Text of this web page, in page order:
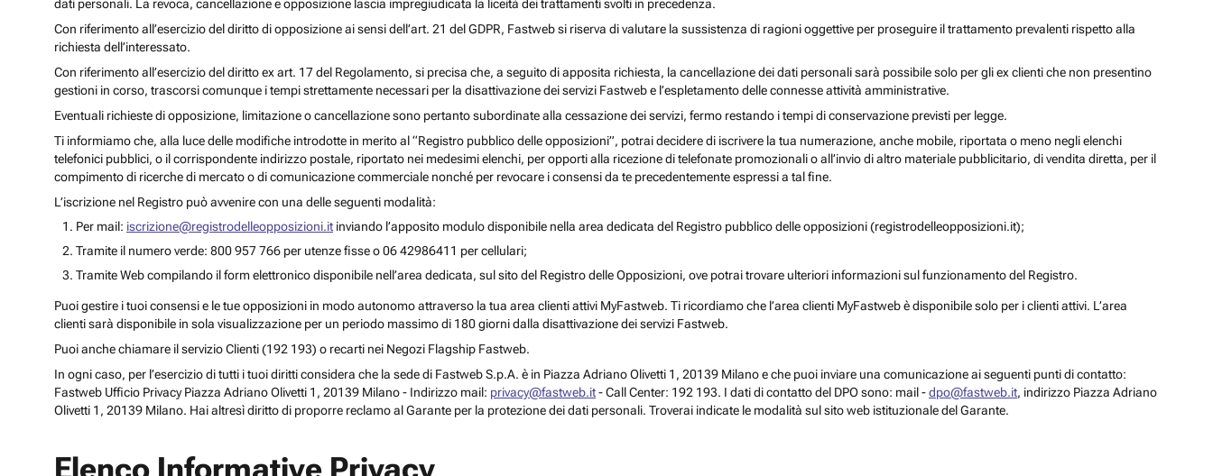
dati personali. La revoca, cancellazione e opposizione lascia impregiudicata la liceità dei trattamenti svolti in precedenza.
Con riferimento all’esercizio del diritto di opposizione ai sensi dell’art. 21 del GDPR, Fastweb si riserva di valutare la sussistenza di ragioni oggettive per proseguire il trattamento prevalenti rispetto alla
richiesta dell’interessato.
Con riferimento all’esercizio del diritto ex art. 17 del Regolamento, si precisa che, a seguito di apposita richiesta, la cancellazione dei dati personali sarà possibile solo per gli ex clienti che non presentino
gestioni in corso, trascorsi comunque i tempi strettamente necessari per la disattivazione dei servizi Fastweb e l’espletamento delle connesse attività amministrative.
Eventuali richieste di opposizione, limitazione o cancellazione sono pertanto subordinate alla cessazione dei servizi, fermo restando i tempi di conservazione previsti per legge.
Ti informiamo che, alla luce delle modifiche introdotte in merito al “Registro pubblico delle opposizioni”, potrai decidere di iscrivere la tua numerazione, anche mobile, riportata o meno negli elenchi
telefonici pubblici, o il corrispondente indirizzo postale, riportato nei medesimi elenchi, per opporti alla ricezione di telefonate promozionali o all’invio di altro materiale pubblicitario, di vendita diretta, per il
compimento di ricerche di mercato o di comunicazione commerciale nonché per revocare i consensi da te precedentemente espressi a tal fine.
L’iscrizione nel Registro può avvenire con una delle seguenti modalità:
Per mail: iscrizione@registrodelleopposizioni.it inviando l’apposito modulo disponibile nella area dedicata del Registro pubblico delle opposizioni (registrodelleopposizioni.it);
Tramite il numero verde: 800 957 766 per utenze fisse o 06 42986411 per cellulari;
Tramite Web compilando il form elettronico disponibile nell’area dedicata, sul sito del Registro delle Opposizioni, ove potrai trovare ulteriori informazioni sul funzionamento del Registro.
Puoi gestire i tuoi consensi e le tue opposizioni in modo autonomo attraverso la tua area clienti attivi MyFastweb. Ti ricordiamo che l’area clienti MyFastweb è disponibile solo per i clienti attivi. L’area
clienti sarà disponibile in sola visualizzazione per un periodo massimo di 180 giorni dalla disattivazione dei servizi Fastweb.
Puoi anche chiamare il servizio Clienti (192 193) o recarti nei Negozi Flagship Fastweb.
In ogni caso, per l’esercizio di tutti i tuoi diritti considera che la sede di Fastweb S.p.A. è in Piazza Adriano Olivetti 1, 20139 Milano e che puoi inviare una comunicazione ai seguenti punti di contatto:
Fastweb Ufficio Privacy Piazza Adriano Olivetti 1, 20139 Milano - Indirizzo mail: privacy@fastweb.it- Call Center: 192 193. I dati di contatto del DPO sono: mail -dpo@fastweb.it, indirizzo Piazza Adriano
Olivetti 1, 20139 Milano. Hai altresì diritto di proporre reclamo al Garante per la protezione dei dati personali. Troverai indicate le modalità sul sito web istituzionale del Garante.